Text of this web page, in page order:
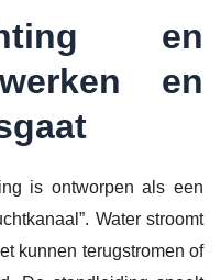
en
en
is ontworpen als een
Water stroomt
kunnen terugstromen of